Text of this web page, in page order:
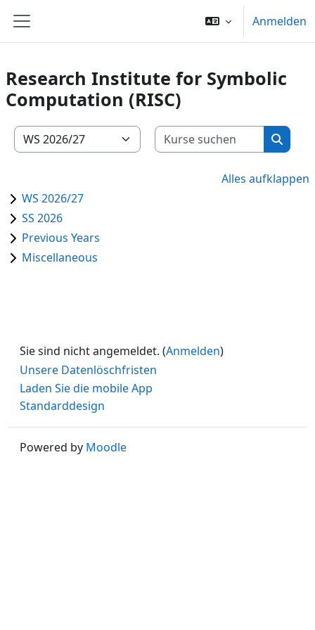
Website-Übersicht
Anmelden
Research Institute for Symbolic
Computation (RISC)
Kursbereiche
Kurse
Kurse
Alles aufklappen
WS 2026/27
SS 2026
Previous Years
Miscellaneous
Sie sind nicht angemeldet. (Anmelden)
Unsere Datenlöschfristen
Laden Sie die mobile App
Standarddesign
Powered by Moodle